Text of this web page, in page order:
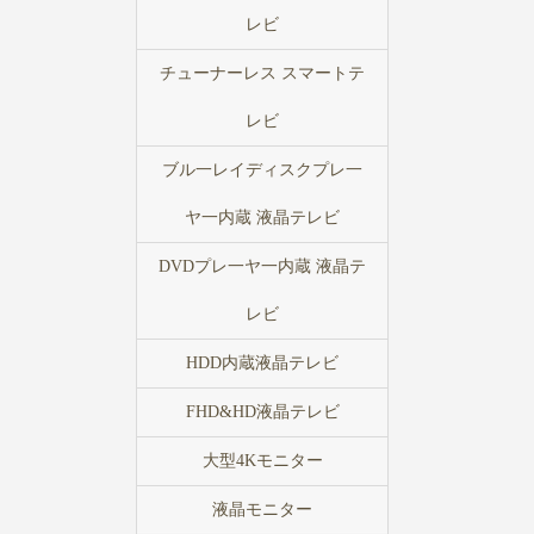
レビ
チューナーレス スマートテ
レビ
ブル一レイディスクプレ一
ヤ一内蔵 液晶テレビ
DVDプレ一ヤ一内蔵 液晶テ
レビ
HDD内蔵液晶テレビ
FHD&HD液晶テレビ
大型4Kモニター
液晶モニター